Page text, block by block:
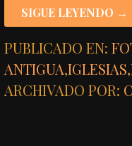
SIGUE LEYENDO →
PUBLICADO EN:
ANTIGUA,IGLESIAS,
ARCHIVADO POR: